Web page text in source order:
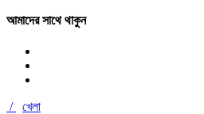
আমাদের সাথে থাকুন
/ খেলা